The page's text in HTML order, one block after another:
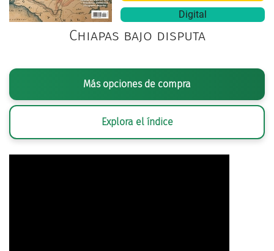
Digital
Chiapas bajo disputa
Más opciones de compra
Explora el índice